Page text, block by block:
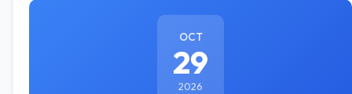
OCT
29
2026